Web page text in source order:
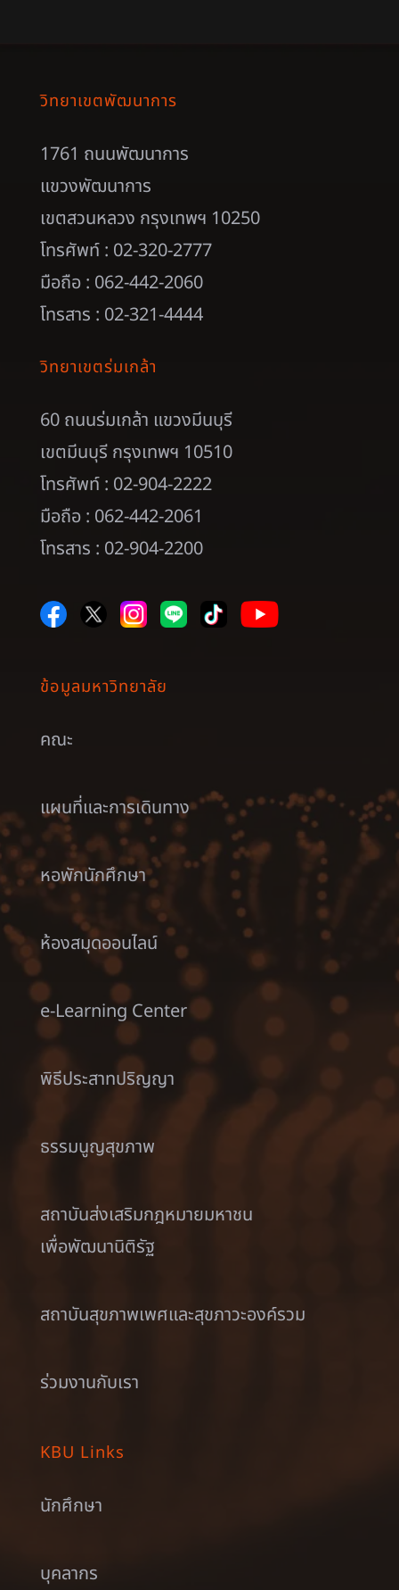
วิทยาเขตพัฒนาการ
1761 ถนนพัฒนาการ
แขวงพัฒนาการ
เขตสวนหลวง กรุงเทพฯ 10250
โทรศัพท์ : 02-320-2777
มือถือ : 062-442-2060
โทรสาร : 02-321-4444
วิทยาเขตร่มเกล้า
60 ถนนร่มเกล้า แขวงมีนบุรี
เขตมีนบุรี กรุงเทพฯ 10510
โทรศัพท์ : 02-904-2222
มือถือ : 062-442-2061
โทรสาร : 02-904-2200
ข้อมูลมหาวิทยาลัย
คณะ
แผนที่และการเดินทาง
หอพักนักศึกษา
ห้องสมุดออนไลน์
e-Learning Center
พิธีประสาทปริญญา
ธรรมนูญสุขภาพ
สถาบันส่งเสริมกฎหมายมหาชน
เพื่อพัฒนานิติรัฐ
สถาบันสุขภาพเพศและสุขภาวะองค์รวม
ร่วมงานกับเรา
KBU Links
นักศึกษา
บุคลากร